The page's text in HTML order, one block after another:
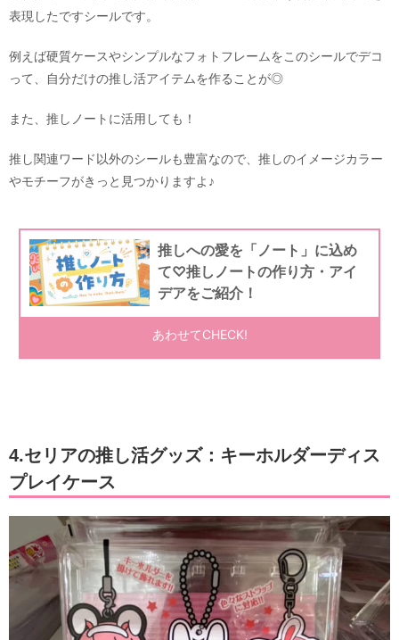
表現したですシールです。
例えば硬質ケースやシンプルなフォトフレームをこのシールでデコ
って、自分だけの推し活アイテムを作ることが◎
また、推しノートに活用しても！
推し関連ワード以外のシールも豊富なので、推しのイメージカラー
やモチーフがきっと見つかりますよ♪
4.セリアの推し活グッズ：キーホルダーディス
プレイケース